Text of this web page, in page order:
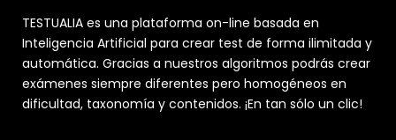
TESTUALIA es una plataforma on-line basada en
Inteligencia Artificial para crear test de forma ilimitada y
automática. Gracias a nuestros algoritmos podrás crear
exámenes siempre diferentes pero homogéneos en
dificultad, taxonomía y contenidos. ¡En tan sólo un clic!